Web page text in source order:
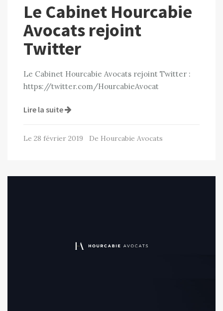
Le Cabinet Hourcabie
Avocats rejoint
Twitter
Le Cabinet Hourcabie Avocats rejoint Twitter :
https://twitter.com/HourcabieAvocat
Lire la suite
Le 28 février 2019 De Hourcabie Avocats